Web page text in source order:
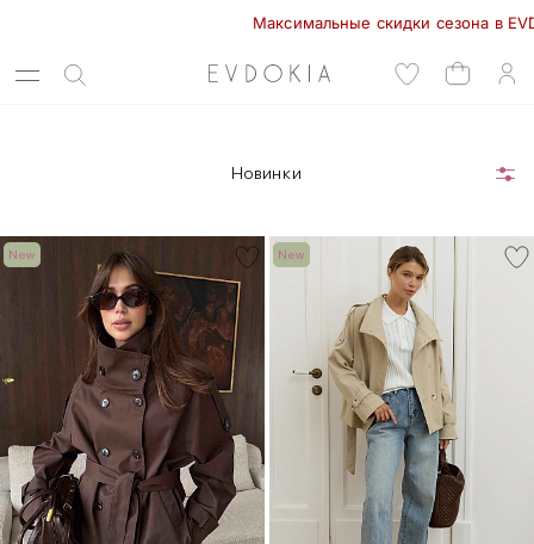
Максимальные скидки сезона в
Новинки
New New